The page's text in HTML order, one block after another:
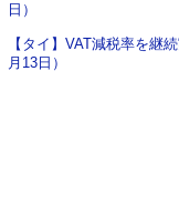
日）
【タイ】VAT減税率を継
月13日）